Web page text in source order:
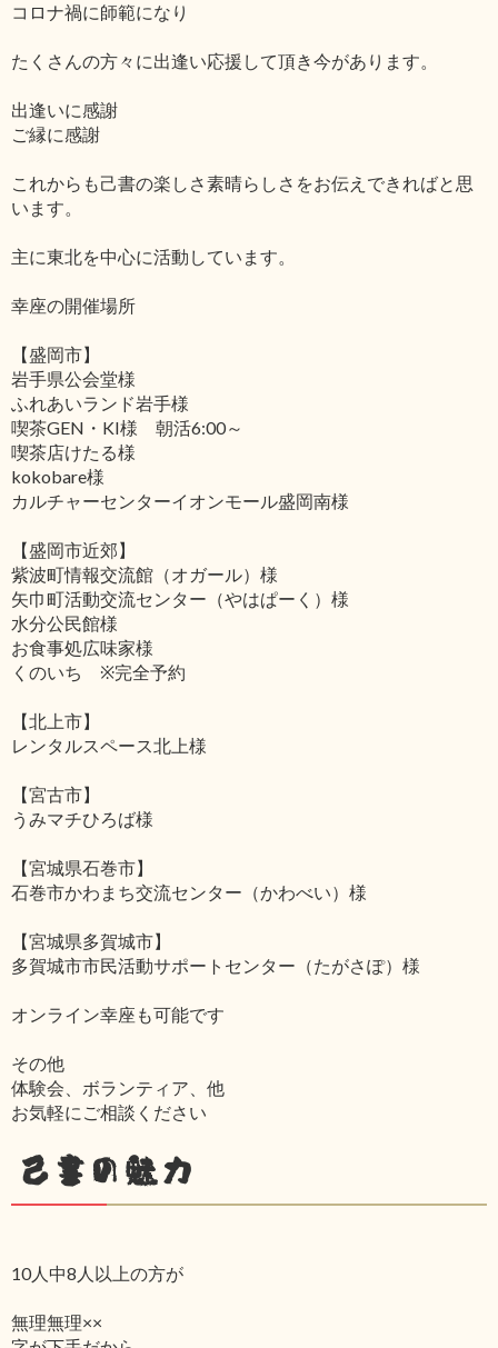
コロナ禍に師範になり
たくさんの方々に出逢い応援して頂き今があります。
出逢いに感謝
ご縁に感謝
これからも己書の楽しさ素晴らしさをお伝えできればと思
います。
主に東北を中心に活動しています。
幸座の開催場所
【盛岡市】
岩手県公会堂様
ふれあいランド岩手様
喫茶GEN・KI様 朝活6:00～
喫茶店けたる様
kokobare様
カルチャーセンターイオンモール盛岡南様
【盛岡市近郊】
紫波町情報交流館（オガール）様
矢巾町活動交流センター（やはぱーく）様
水分公民館様
お食事処広味家様
くのいち ※完全予約
【北上市】
レンタルスペース北上様
【宮古市】
うみマチひろば様
【宮城県石巻市】
石巻市かわまち交流センター（かわべい）様
【宮城県多賀城市】
多賀城市市民活動サポートセンター（たがさぽ）様
オンライン幸座も可能です
その他
体験会、ボランティア、他
お気軽にご相談ください
己書の魅力
10人中8人以上の方が
無理無理××